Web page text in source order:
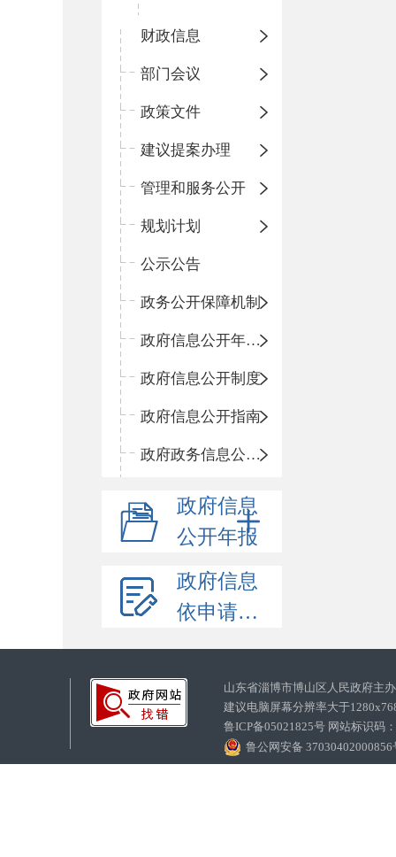
财政信息
部门会议
政策文件
建议提案办理
管理和服务公开
规划计划
公示公告
政务公开保障机制
政府信息公开年度报告
政府信息公开制度
政府信息公开指南
政府政务信息公开目录
政府信息
公开年报
政府信息
依申请公开
山东省淄博市博山区人民政府
建议电脑屏幕分辨率大于
鲁ICP备05021825号 网站标识码
鲁公网安备 37030402000856